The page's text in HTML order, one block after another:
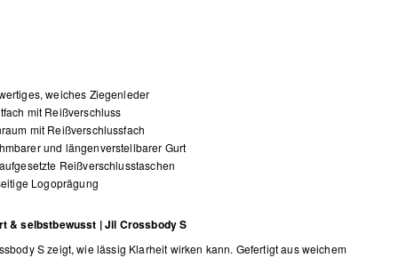
weiches Ziegenleder
mit Reißverschluss
mit Reißverschlussfach
und längenverstellbarer Gurt
Reißverschlusstaschen
Logoprägung
& selbstbewusst | Jil Crossbody S
S zeigt, wie lässig Klarheit wirken kann. Gefertigt aus weichem